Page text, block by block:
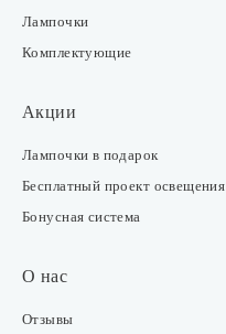
Лампочки
Комплектующие
Акции
Лампочки в подарок
Бесплатный проект освещения
Бонусная система
О нас
Отзывы